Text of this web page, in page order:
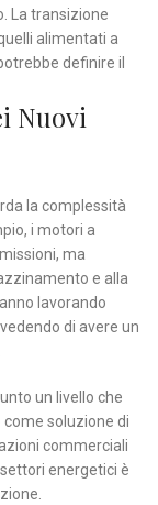
La transizione
alimentati a
definire il
Nuovi
la complessità
i motori a
ma
e alla
lavorando
di avere un
un livello che
soluzione di
commerciali
energetici è